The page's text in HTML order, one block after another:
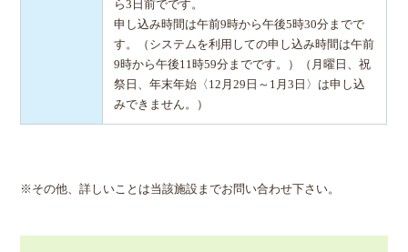
ら3日前でです。
申し込み時間は午前9時から午後5時30分までで
す。（システムを利用しての申し込み時間は午前
9時から午後11時59分までです。）（月曜日、祝
祭日、年末年始〈12月29日～1月3日〉は申し込
みできません。）
※その他、詳しいことは当該施設までお問い合わせ下さい。